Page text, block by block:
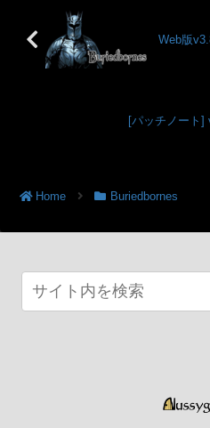
Web版
[パッチノート]
Home Buriedbornes